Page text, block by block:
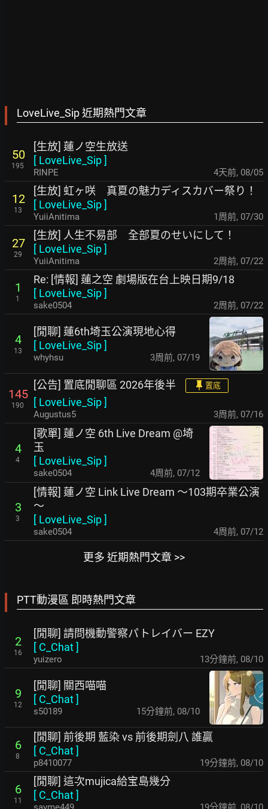
LoveLive_Sip 近期熱門文章
50
195
[生放] 蓮ノ空生放送
[ LoveLive_Sip]
RINPE 4天前, 08/05
12
13
[生放] 虹ヶ咲 真夏の魅力ディスカバー祭り！
[ LoveLive_Sip]
YuiiAnitima 1周前, 07/30
27
29
[生放] 人生不易部 全部夏のせいにして！
[ LoveLive_Sip]
YuiiAnitima 2周前, 07/22
1
1
Re: [情報] 蓮之空 劇場版在台上映日期9/18
[ LoveLive_Sip]
sake0504 2周前, 07/22
4
13
[閒聊] 蓮6th埼玉公演現地心得
[ LoveLive_Sip]
whyhsu 3周前, 07/19
145
190
[公告] 置底閒聊區 2026年後半 置底
[ LoveLive_Sip]
Augustus5 3周前, 07/16
4
4
[歌單] 蓮ノ空 6th Live Dream @埼
玉
[ LoveLive_Sip]
sake0504 4周前, 07/12
3
3
[情報] 蓮ノ空 Link Live Dream ～103期卒業公演
～
[ LoveLive_Sip]
sake0504 4周前, 07/12
更多 近期熱門文章 >>
PTT動漫區 即時熱門文章
2
16
[閒聊] 請問機動警察パトレイバー EZY
[ C_Chat]
yuizero 13分鐘前, 08/10
9
12
[閒聊] 關西喵喵
[ C_Chat]
s50189 15分鐘前, 08/10
6
8
[閒聊] 前後期 藍染 vs 前後期劍八 誰贏
[ C_Chat]
p8410077 19分鐘前, 08/10
6
11
[閒聊] 這次mujica給宝島幾分
[ C_Chat]